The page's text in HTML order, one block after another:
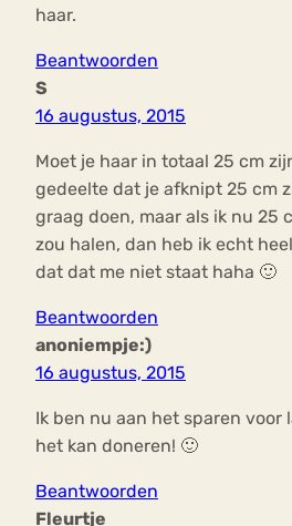
haar.
Beantwoorden
S
16 augustus, 2015
Moet je haar in totaal 25 cm
gedeelte dat je afknipt 25 cm
graag doen, maar als ik nu 25
zou halen, dan heb ik echt
dat dat me niet staat haha 🙂
Beantwoorden
anoniempje:)
16 augustus, 2015
Ik ben nu aan het sparen voor
het kan doneren! 🙂
Beantwoorden
Fleurtje